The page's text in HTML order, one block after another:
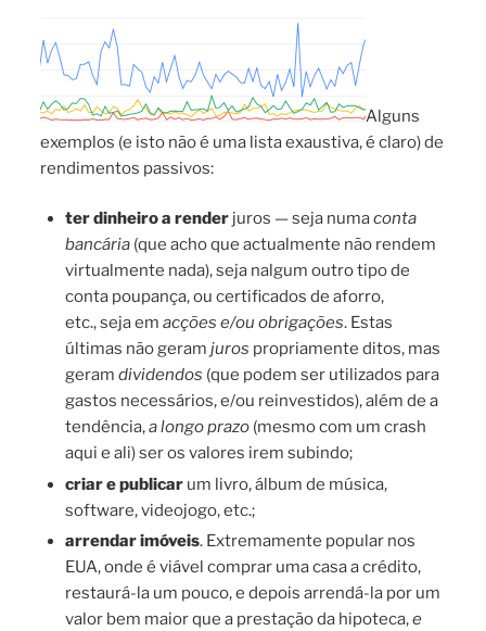
Alguns
exemplos (e isto não é uma lista exaustiva, é claro) de
rendimentos passivos:
ter dinheiro a renderjuros — seja numaconta
bancária(que acho que actualmente não rendem
virtualmente nada), seja nalgum outro tipo de
conta poupança, ou certificados de aforro,
etc., seja em acções e/ou obrigações. Estas
últimas não geram juros propriamente ditos, mas
geram dividendos (que podem ser utilizados para
gastos necessários, e/ou reinvestidos), além de a
tendência,a longo prazo(mesmo com um crash
aqui e ali) ser os valores irem subindo;
criar e publicarum livro, álbum de música,
software, videojogo, etc.;
arrendar imóveis. Extremamente popular nos
EUA, onde é viável comprar uma casa a crédito,
restaurá-la um pouco, e depois arrendá-la por um
valor bem maior que a prestação da hipoteca,e